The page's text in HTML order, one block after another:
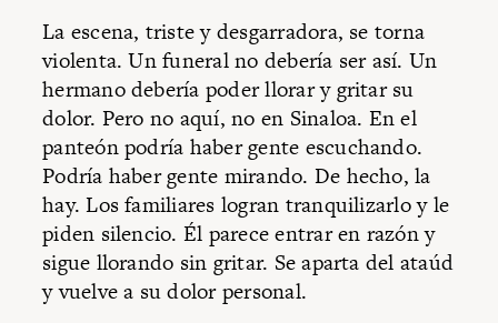
La escena, triste y desgarradora, se torna
violenta. Un funeral no debería ser así. Un
hermano debería poder llorar y gritar su
dolor. Pero no aquí, no en Sinaloa. En el
panteón podría haber gente escuchando.
Podría haber gente mirando. De hecho, la
hay. Los familiares logran tranquilizarlo y le
piden silencio. Él parece entrar en razón y
sigue llorando sin gritar. Se aparta del ataúd
y vuelve a su dolor personal.